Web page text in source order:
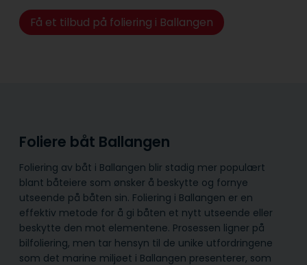
Få et tilbud på foliering i Ballangen
Foliere båt Ballangen
Foliering av båt i Ballangen blir stadig mer populært
blant båteiere som ønsker å beskytte og fornye
utseende på båten sin. Foliering i Ballangen er en
effektiv metode for å gi båten et nytt utseende eller
beskytte den mot elementene. Prosessen ligner på
bilfoliering, men tar hensyn til de unike utfordringene
som det marine miljøet i Ballangen presenterer, som